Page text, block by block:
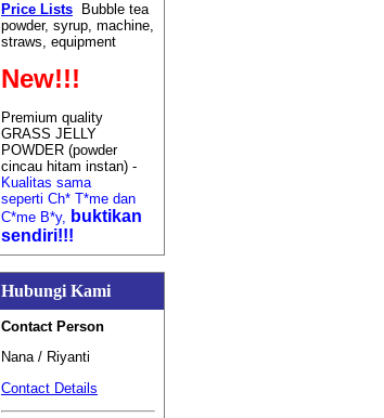
Price Lists Bubble tea
powder, syrup, machine,
straws, equipment
New!!!
Premium quality
GRASS JELLY
POWDER (powder
cincau hitam instan) -
Kualitas sama
seperti Ch* T*me dan
C*me B*y,
buktikan
sendiri!!!
Hubungi Kami
Contact Person
Nana / Riyanti
Contact Details